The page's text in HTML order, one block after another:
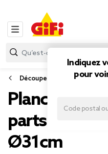
Indiquez
pour
Découpe
Planche à
parts
Ø31cm